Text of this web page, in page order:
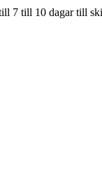
7 till 10 dagar till